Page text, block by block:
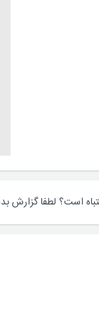
است؟ لطفا گزارش